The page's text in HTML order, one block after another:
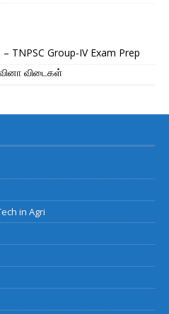
– TNPSC Group-IV Exam Prep
விடைகள்
in Agri